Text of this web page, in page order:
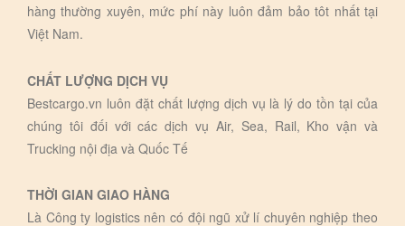
hàng thường xuyên, mức phí này luôn đảm bảo tôt nhất tại
Việt Nam.
CHẤT LƯỢNG DỊCH VỤ
Bestcargo.vn luôn đặt chất lượng dịch vụ là lý do tồn tại của
chúng tôi đối với các dịch vụ Air, Sea, Rail, Kho vận và
Trucking nội địa và Quốc Tế
THỜI GIAN GIAO HÀNG
Là Công ty logistics nên có đội ngũ xử lí chuyên nghiệp theo